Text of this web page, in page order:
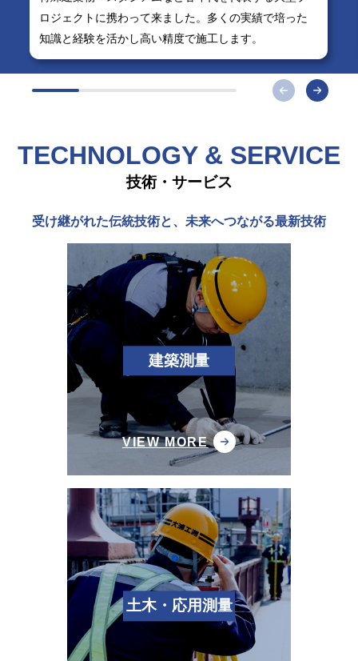
ロジェクトに携わって来ました。多くの実績で培った
知識と経験を活かし高い精度で施工します。
TECHNOLOGY & SERVICE
技術・サービス
受け継がれた伝統技術と、未来へつながる最新技術
建築測量
VIEW MORE
土木・応用測量